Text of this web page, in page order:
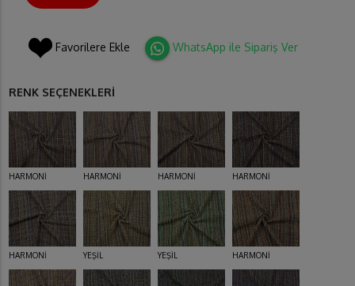
Favorilere Ekle WhatsApp ile Sipariş Ver
RENK SEÇENEKLERİ
HARMONİ HARMONİ HARMONİ HARMONİ
HARMONİ YEŞİL YEŞİL HARMONİ